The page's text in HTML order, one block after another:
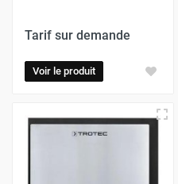
Tarif sur demande
Voir le produit